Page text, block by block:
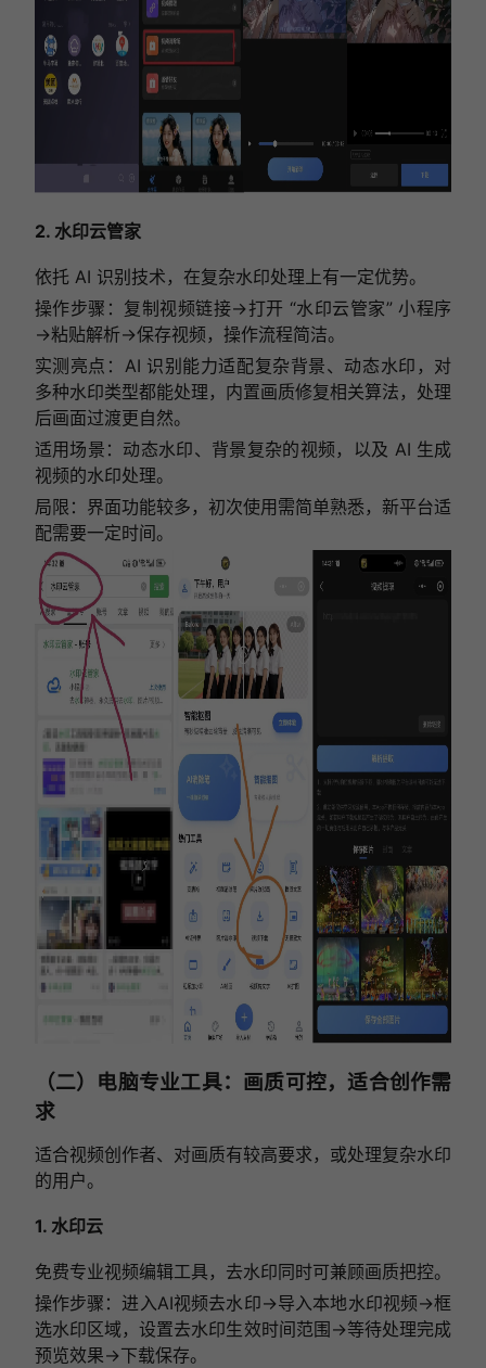
2. 水印云管家
依托 AI 识别技术，在复杂水印处理上有一定优势。
操作步骤：复制视频链接→打开 “水印云管家” 小程序
→粘贴解析→保存视频，操作流程简洁。
实测亮点：AI 识别能力适配复杂背景、动态水印，对
多种水印类型都能处理，内置画质修复相关算法，处理
后画面过渡更自然。
适用场景：动态水印、背景复杂的视频，以及 AI 生成
视频的水印处理。
局限：界面功能较多，初次使用需简单熟悉，新平台适
配需要一定时间。
（二）电脑专业工具：画质可控，适合创作需
求
适合视频创作者、对画质有较高要求，或处理复杂水印
的用户。
1. 水印云
免费专业视频编辑工具，去水印同时可兼顾画质把控。
操作步骤：进入AI视频去水印→导入本地水印视频→框
选水印区域，设置去水印生效时间范围→等待处理完成
预览效果→下载保存。